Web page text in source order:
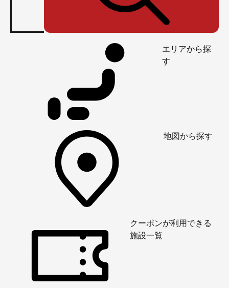
エリアから探
す
地図から探す
クーポンが利用できる
施設一覧